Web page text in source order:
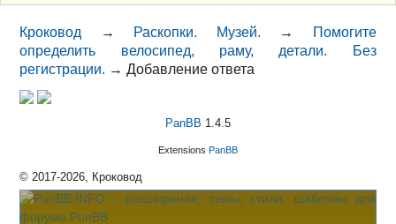
Кроковод → Раскопки. Музей. →
Помогите
определить велосипед, раму, детали. Без
регистрации. →Добавление ответа
PanBB 1.4.5
Extensions PanBB
© 2017-2026, Кроковод